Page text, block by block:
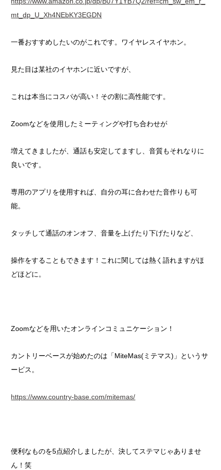
mt_dp_U_Xh4NEbKY3EGDN
一番おすすめしたいのがこれです。ワイヤレスイヤホン。
見た目は某社のイヤホンに近いですが、
これは本当にコスパが高い！その割に高性能です。
Zoomなどを使用したミーティングや打ち合わせが
増えてきましたが、通話も安定してますし、音質もそれなりに
良いです。
専用のアプリを使用すれば、自分の耳に合わせた音作りも可
能。
タッチして通話のオンオフ、音量を上げたり下げたりなど、
操作をすることもできます！これに関しては熱く語れますがほ
どほどに。
Zoomなどを用いたオンラインコミュニケーション！
カントリーベースが始めたのは「MiteMas(ミテマス)」というサ
ービス。
https://www.country-base.com/mitemas/
便利なものを5点紹介しましたが、決してステマじゃありませ
ん！笑